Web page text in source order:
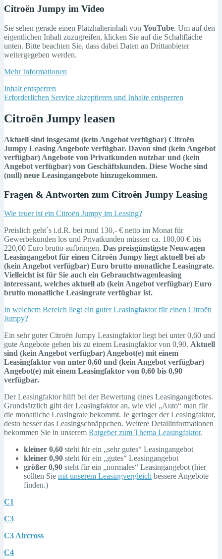
Citroën Jumpy im Video
Sie sehen gerade einen Platzhalterinhalt von YouTube. Um auf den
eigentlichen Inhalt zuzugreifen, klicken Sie auf die Schaltfläche
unten. Bitte beachten Sie, dass dabei Daten an Drittanbieter
weitergegeben werden.
Mehr Informationen
Inhalt entsperren
Erforderlichen Service akzeptieren und Inhalte entsperren
Citroën Jumpy leasen
Aktuell sind insgesamt (kein Angebot verfügbar) Citroën
Jumpy Leasing Angebote verfügbar. Davon sind (kein Angebot
verfügbar) Angebote von Privatkunden nutzbar und (kein
Angebot verfügbar) von Geschäftskunden. Diese Woche sind
(null) neue Leasingangebote hinzugekommen.
Fragen & Antworten zum Citroën Jumpy Leasing
Wie teuer ist ein Citroën Jumpy im Leasing?
Preislich geht´s i.d.R. bei rund 130,- € netto im Monat für
Gewerbekunden los und Privatkunden müssen ca. 180,00 € bis
220,00 Euro brutto aufbringen. Das preisgünstigste Neuwagen
Leasingangebot für einen Citroën Jumpy liegt aktuell bei ab
(kein Angebot verfügbar) Euro brutto monatliche Leasingrate.
Vielleicht ist für Sie auch ein Gebrauchtwagenleasing
interessant, welches aktuell ab (kein Angebot verfügbar) Euro
brutto monatliche Leasingrate verfügbar ist.
In welchem Bereich liegt ein guter Leasingfaktor für einen Citroën
Jumpy?
Ein sehr guter Citroën Jumpy Leasingfaktor liegt bei unter 0,60 und
gute Angebote gehen bis zu einem Leasingfaktor von 0,90. Aktuell
sind (kein Angebot verfügbar) Angebot(e) mit einem
Leasingfaktor von unter 0,60 und (kein Angebot verfügbar)
Angebot(e) mit einem Leasingfaktor von 0,60 bis 0,90
verfügbar.
Der Leasingfaktor hilft bei der Bewertung eines Leasingangebotes.
Grundsätzlich gibt der Leasingfaktor an, wie viel „Auto“ man für
die monatliche Leasingrate bekommt. Je geringer der Leasingfaktor,
desto besser das Leasingschnäppchen. Weitere Detailinformationen
bekommen Sie in unserem Ratgeber zum Thema Leasingfaktor.
kleiner 0,60 steht für ein „sehr gutes“ Leasingangebot
kleiner 0,90 steht für ein „gutes“ Leasingangebot
größer 0,90 steht für ein „normales“ Leasingangebot (hier
sollten Sie mit unserem Leasingvergleich bessere Angebote
finden.)
C1
C3
C3 Aircross
C4